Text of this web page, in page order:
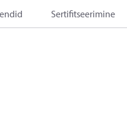
Sertifitseerimine